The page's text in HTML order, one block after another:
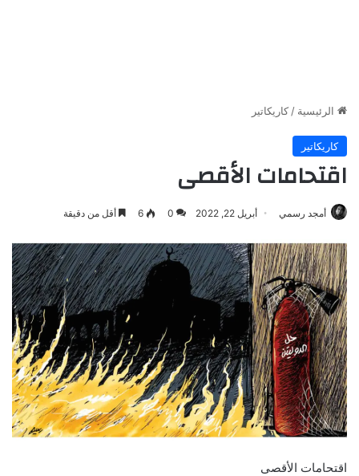
الرئيسية / كاريكاتير
كاريكاتير
اقتحامات الأقصى
أمجد رسمي أبريل 22, 2022 0
6 أقل من دقيقة
اقتحامات الأقصى